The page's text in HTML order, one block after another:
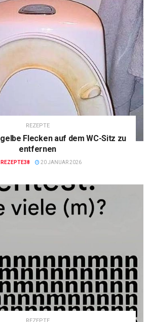
REZEPTE
Flecken auf dem WC-Sitz zu
entfernen
REZEPTE38 20 JANUAR 2026